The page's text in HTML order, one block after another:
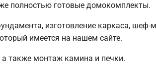
полностью готовые домокомплекты.
изготовление каркаса, шеф-
имеется на нашем сайте.
а также монтаж камина и печки.